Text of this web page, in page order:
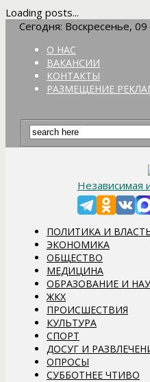
Loading posts...
Сегодня: Воскресенье, 09
О НАС
ВАКАНСИИ
КОНТАКТЫ
РАЗМЕЩЕНИЕ
Независимая
ПОЛИТИКА И
ЭКОНОМИКА
ОБЩЕСТВО
МЕДИЦИНА
ОБРАЗОВАНИЕ И
ЖКХ
ПРОИСШЕСТВИЯ
КУЛЬТУРА
СПОРТ
ДОСУГ И
ОПРОСЫ
СУББОТНЕЕ ЧТИВО